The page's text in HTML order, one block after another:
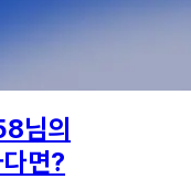
님의
면?